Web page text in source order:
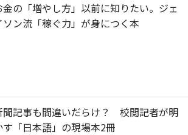
金の「増やし方」以前に知りたい。ジェ
ソン流「稼ぐ力」が身につく本
聞記事も間違いだらけ？ 校閲記者が明
す「日本語」の現場本2冊